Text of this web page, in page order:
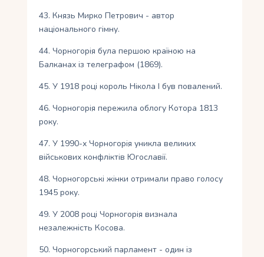
43. Князь Мирко Петрович - автор
національного гімну.
44. Чорногорія була першою країною на
Балканах із телеграфом (1869).
45. У 1918 році король Нікола I був повалений.
46. ​​Чорногорія пережила облогу Котора 1813
року.
47. У 1990-х Чорногорія уникла великих
військових конфліктів Югославії.
48. Чорногорські жінки отримали право голосу
1945 року.
49. У 2008 році Чорногорія визнала
незалежність Косова.
50. Чорногорський парламент - один із